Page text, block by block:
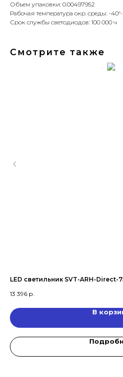
Объем упаковки: 0.00497952
Рабочая температура окр. среды: -
Срок службы светодиодов: 100 000 ч
Смотрите также
LED светильник SVT-ARH-Direct-
13 396 р.
В